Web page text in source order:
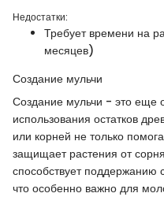
Недостатки:
Требует времени на
месяцев)
Создание мульчи
Создание мульчи - это еще
использования остатков
или корней не только
защищает растения от
способствует поддержанию
что особенно важно для